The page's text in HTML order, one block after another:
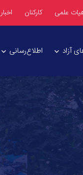
علمی کارکنان اخبار
آزاد اطلاع‌رسانی